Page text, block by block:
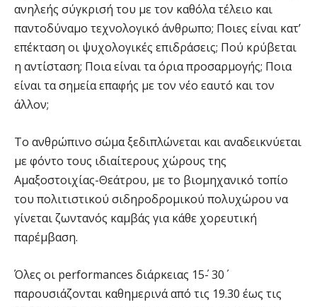
ανηλεής σύγκρισή του με τον καθόλα τέλειο και
παντοδύναμο τεχνολογικό άνθρωπο; Ποιες είναι κατ’
επέκταση οι ψυχολογικές επιδράσεις; Πού κρύβεται
η αντίσταση; Ποια είναι τα όρια προσαρμογής; Ποια
είναι τα σημεία επαφής με τον νέο εαυτό και τον
άλλον;
Το ανθρώπινο σώμα ξεδιπλώνεται και αναδεικνύεται
με φόντο τους ιδιαίτερους χώρους της
Αμαξοστοιχίας-Θεάτρου, με το βιομηχανικό τοπίο
του πολιτιστικού σιδηροδρομικού πολυχώρου να
γίνεται ζωντανός καμβάς για κάθε χορευτική
παρέμβαση.
Όλες οι performances διάρκειας 15΄- 30΄
παρουσιάζονται καθημερινά από τις 19.30 έως τις